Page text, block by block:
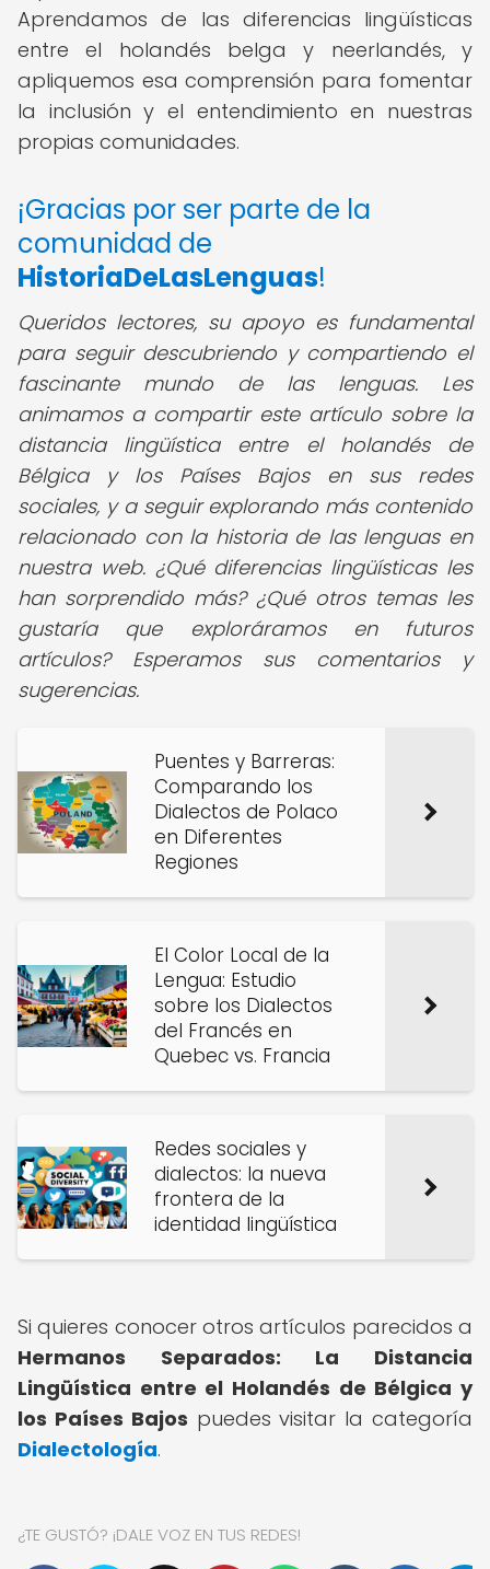
Aprendamos de las diferencias lingüísticas
entre el holandés belga y neerlandés, y
apliquemos esa comprensión para fomentar
la inclusión y el entendimiento en nuestras
propias comunidades.
¡Gracias por ser parte de la
comunidad de
HistoriaDeLasLenguas!
Queridos lectores, su apoyo es fundamental
para seguir descubriendo y compartiendo el
fascinante mundo de las lenguas. Les
animamos a compartir este artículo sobre la
distancia lingüística entre el holandés de
Bélgica y los Países Bajos en sus redes
sociales, y a seguir explorando más contenido
relacionado con la historia de las lenguas en
nuestra web. ¿Qué diferencias lingüísticas les
han sorprendido más? ¿Qué otros temas les
gustaría que exploráramos en futuros
artículos? Esperamos sus comentarios y
sugerencias.
Puentes y Barreras:
Comparando los
Dialectos de Polaco
en Diferentes
Regiones
El Color Local de la
Lengua: Estudio
sobre los Dialectos
del Francés en
Quebec vs. Francia
Redes sociales y
dialectos: la nueva
frontera de la
identidad lingüística
Si quieres conocer otros artículos parecidos a
Hermanos Separados: La Distancia
Lingüística entre el Holandés de Bélgica y
los Países Bajos puedes visitar la categoría
Dialectología.
¿TE GUSTÓ? ¡DALE VOZ EN TUS REDES!